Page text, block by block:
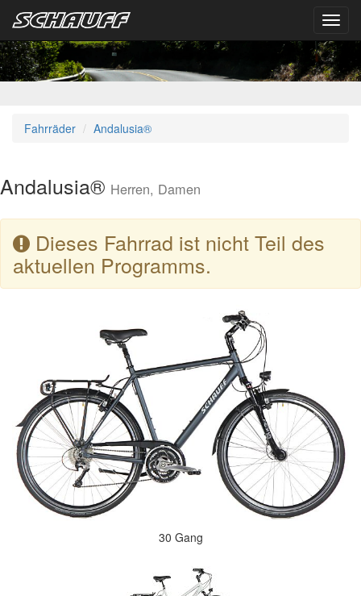
Fahrräder Andalusia®
Andalusia® Herren, Damen
Dieses Fahrrad ist nicht Teil des
aktuellen Programms.
30 Gang